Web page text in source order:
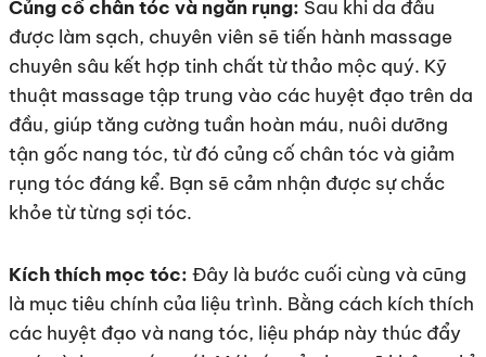
Củng cố chân tóc và ngăn rụng: Sau khi da đầu
được làm sạch, chuyên viên sẽ tiến hành massage
chuyên sâu kết hợp tinh chất từ thảo mộc quý. Kỹ
thuật massage tập trung vào các huyệt đạo trên da
đầu, giúp tăng cường tuần hoàn máu, nuôi dưỡng
tận gốc nang tóc, từ đó củng cố chân tóc và giảm
rụng tóc đáng kể. Bạn sẽ cảm nhận được sự chắc
khỏe từ từng sợi tóc.
Kích thích mọc tóc: Đây là bước cuối cùng và cũng
là mục tiêu chính của liệu trình. Bằng cách kích thích
các huyệt đạo và nang tóc, liệu pháp này thúc đẩy